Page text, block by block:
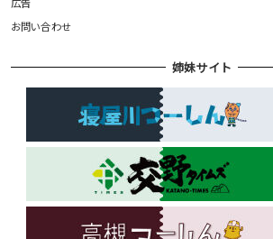
広告
お問い合わせ
姉妹サイト